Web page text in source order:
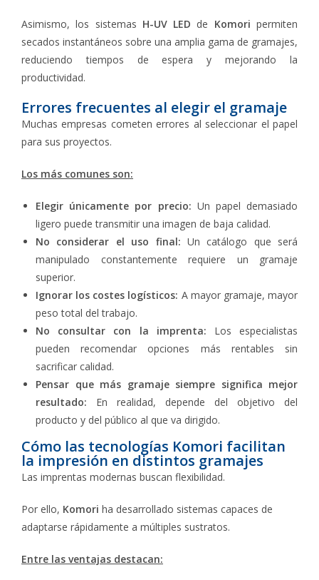
Asimismo, los sistemas H-UV LED de Komori permiten
secados instantáneos sobre una amplia gama de gramajes,
reduciendo tiempos de espera y mejorando la
productividad.
Errores frecuentes al elegir el gramaje
Muchas empresas cometen errores al seleccionar el papel
para sus proyectos.
Los más comunes son:
Elegir únicamente por precio: Un papel demasiado
ligero puede transmitir una imagen de baja calidad.
No considerar el uso final: Un catálogo que será
manipulado constantemente requiere un gramaje
superior.
Ignorar los costes logísticos: A mayor gramaje, mayor
peso total del trabajo.
No consultar con la imprenta: Los especialistas
pueden recomendar opciones más rentables sin
sacrificar calidad.
Pensar que más gramaje siempre significa mejor
resultado: En realidad, depende del objetivo del
producto y del público al que va dirigido.
Cómo las tecnologías Komori facilitan
la impresión en distintos gramajes
Las imprentas modernas buscan flexibilidad.
Por ello, Komori ha desarrollado sistemas capaces de
adaptarse rápidamente a múltiples sustratos.
Entre las ventajas destacan: